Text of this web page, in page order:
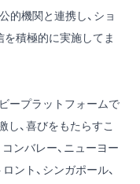
的機関と連携し、ショ
積極的に実施してま
ープラットフォームで
し、喜びをもたらすこ
ンバレー、ニューヨー
ント、シンガポール、